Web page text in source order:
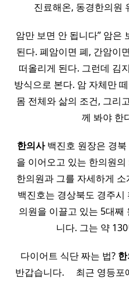
진료해온, 동경한의원
암만 보면 안 됩니다” 암은
된다. 폐암이면 폐, 간암이
떠올리게 된다. 그런데 김
방식으로 본다. 암 자체만
몸 전체와 삶의 조건, 그리
께 봐야 한
한의사백진호 원장은 경북
을 이어오고 있는 한의원
한의원과 그를 자세하게
백진호는 경상북도 경주
의원을 이끌고 있는 5대째
니다. 그는 약
​ 다이어트 식단 짜는 법?
반갑습니다. ​ ​ ​ ​ 최근 영등